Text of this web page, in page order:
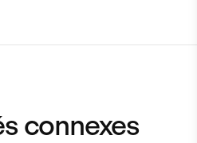
connexes